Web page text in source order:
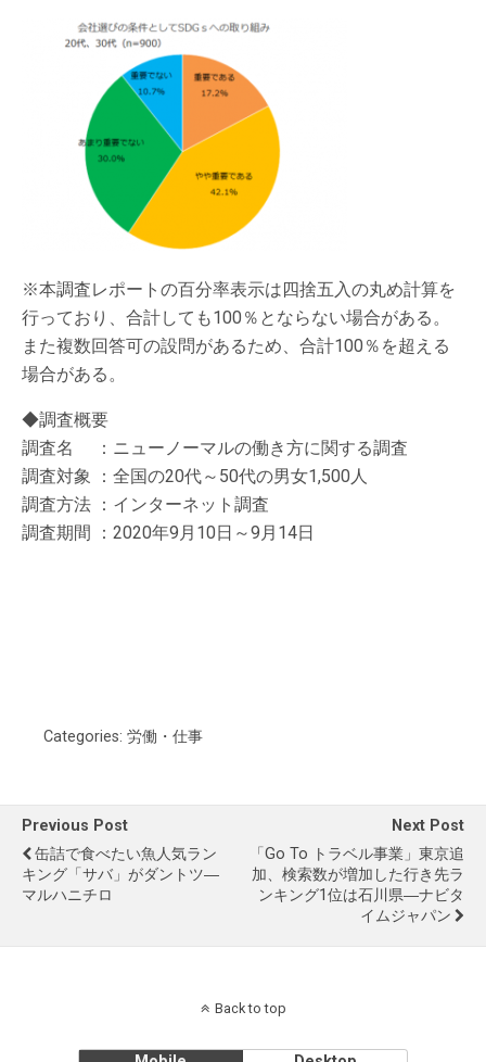
※本調査レポートの百分率表示は四捨五入の丸め計算を
行っており、合計しても100％とならない場合がある。
また複数回答可の設問があるため、合計100％を超える
場合がある。
◆調査概要
調査名 ：ニューノーマルの働き方に関する調査
調査対象 ：全国の20代～50代の男女1,500人
調査方法 ：インターネット調査
調査期間 ：2020年9月10日～9月14日
Categories: 労働・仕事
Previous Post
缶詰で食べたい魚人気ラン
キング「サバ」がダントツ―
マルハニチロ
Next Post
「Go To トラベル事業」東京追
加、検索数が増加した行き先ラ
ンキング1位は石川県―ナビタ
イムジャパン
Back to top